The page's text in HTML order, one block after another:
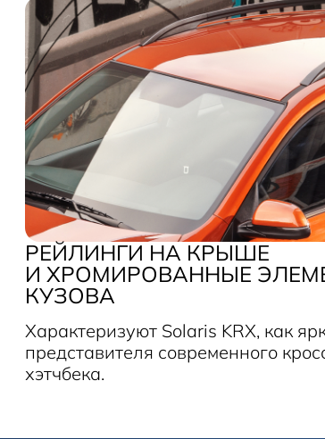
РЕЙЛИНГИ НА КРЫШЕ
И ХРОМИРОВАННЫЕ
КУЗОВА
Характеризуют Solaris KRX, как
представителя современного
хэтчбека.